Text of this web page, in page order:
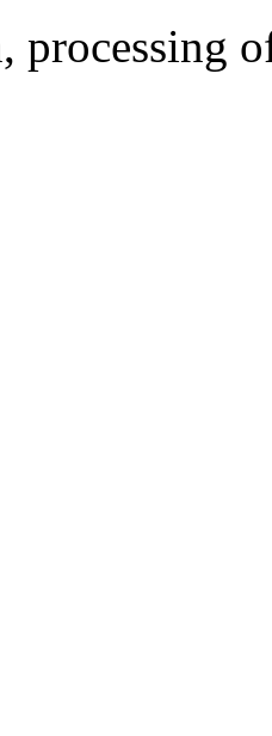
processing